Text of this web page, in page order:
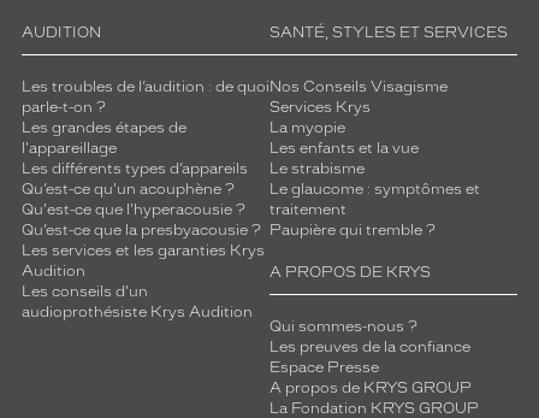
AUDITION
Les troubles de l’audition : de quoi
parle-t-on ?
Les grandes étapes de
l'appareillage
Les différents types d’appareils
Qu’est-ce qu'un acouphène ?
Qu'est-ce que l'hyperacousie ?
Qu’est-ce que la presbyacousie ?
Les services et les garanties Krys
Audition
Les conseils d'un
audioprothésiste Krys Audition
SANTÉ, STYLES ET SERVICES
Nos Conseils Visagisme
Services Krys
La myopie
Les enfants et la vue
Le strabisme
Le glaucome : symptômes et
traitement
Paupière qui tremble ?
A PROPOS DE KRYS
Qui sommes-nous ?
Les preuves de la confiance
Espace Presse
A propos de KRYS GROUP
La Fondation KRYS GROUP